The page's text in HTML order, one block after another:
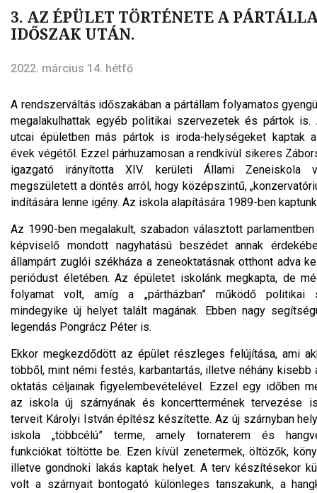
3. AZ ÉPÜLET TÖRTÉNETE A
IDŐSZAK UTÁN.
2022. március 14. hétfő
A rendszerváltás időszakában a pártállam folyamatos
megalakulhattak egyéb politikai szervezetek és pártok is.
utcai épületben más pártok is iroda-helységeket kaptak
évek végétől. Ezzel párhuzamosan a rendkívül sikeres
igazgató irányította XIV. kerületi Állami Zeneiskola
megszületett a döntés arról, hogy középszintű,
indítására lenne igény. Az iskola alapítására 1989-ben
Az 1990-ben megalakult, szabadon választott parlamentben
képviselő mondott nagyhatású beszédet annak
állampárt zuglói székháza a zeneoktatásnak otthont adva
periódust életében. Az épületet iskolánk megkapta, de
folyamat volt, amíg a „pártházban” működő politikai
mindegyike új helyet talált magának. Ebben nagy
legendás Pongrácz Péter is.
Ekkor megkezdődött az épület részleges felújítása, ami
többől, mint némi festés, karbantartás, illetve néhány kisebb
oktatás céljainak figyelembevételével. Ezzel egy időben
az iskola új szárnyának és koncerttermének tervezése
terveit Károlyi István építész készítette. Az új szárnyban
iskola „többcélú” terme, amely tornaterem és
funkciókat töltötte be. Ezen kívül zenetermek, öltözők,
illetve gondnoki lakás kaptak helyet. A terv készítésekor
volt a szárnyait bontogató különleges tanszakunk, a